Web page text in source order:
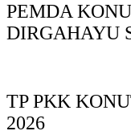
PEMDA
DIRGAHAYU
TP PKK
2026